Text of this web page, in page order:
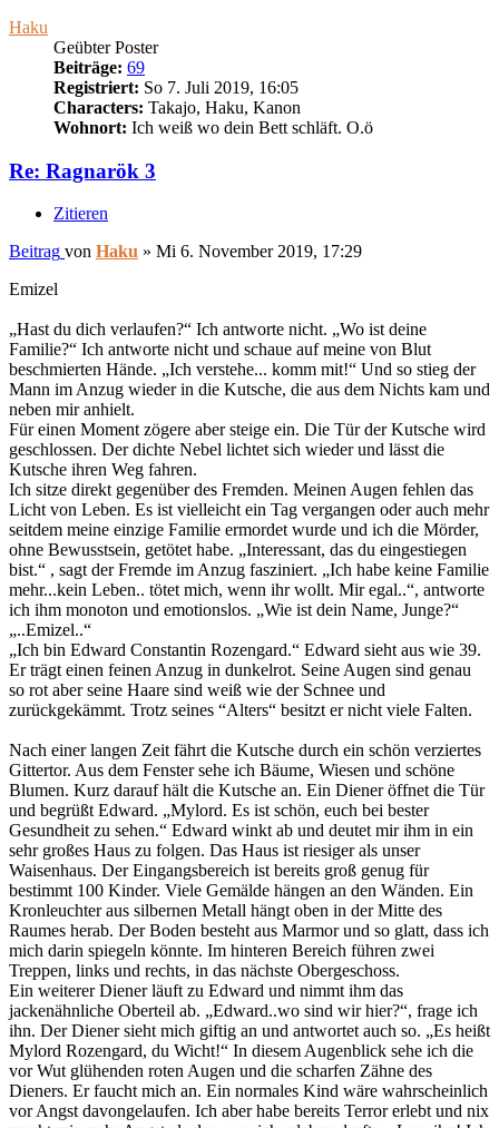
Haku
Geübter Poster
Beiträge: 69
Registriert: So 7. Juli 2019, 16:05
Characters: Takajo, Haku, Kanon
Wohnort: Ich weiß wo dein Bett schläft. O.ö
Re: Ragnarök 3
Zitieren
Beitrag von Haku » Mi 6. November 2019, 17:29
Emizel
„Hast du dich verlaufen?“ Ich antworte nicht. „Wo ist deine
Familie?“ Ich antworte nicht und schaue auf meine von Blut
beschmierten Hände. „Ich verstehe... komm mit!“ Und so stieg der
Mann im Anzug wieder in die Kutsche, die aus dem Nichts kam und
neben mir anhielt.
Für einen Moment zögere aber steige ein. Die Tür der Kutsche wird
geschlossen. Der dichte Nebel lichtet sich wieder und lässt die
Kutsche ihren Weg fahren.
Ich sitze direkt gegenüber des Fremden. Meinen Augen fehlen das
Licht von Leben. Es ist vielleicht ein Tag vergangen oder auch mehr
seitdem meine einzige Familie ermordet wurde und ich die Mörder,
ohne Bewusstsein, getötet habe. „Interessant, das du eingestiegen
bist.“ , sagt der Fremde im Anzug fasziniert. „Ich habe keine Familie
mehr...kein Leben.. tötet mich, wenn ihr wollt. Mir egal..“, antworte
ich ihm monoton und emotionslos. „Wie ist dein Name, Junge?“
„..Emizel..“
„Ich bin Edward Constantin Rozengard.“ Edward sieht aus wie 39.
Er trägt einen feinen Anzug in dunkelrot. Seine Augen sind genau
so rot aber seine Haare sind weiß wie der Schnee und
zurückgekämmt. Trotz seines “Alters“ besitzt er nicht viele Falten.
Nach einer langen Zeit fährt die Kutsche durch ein schön verziertes
Gittertor. Aus dem Fenster sehe ich Bäume, Wiesen und schöne
Blumen. Kurz darauf hält die Kutsche an. Ein Diener öffnet die Tür
und begrüßt Edward. „Mylord. Es ist schön, euch bei bester
Gesundheit zu sehen.“ Edward winkt ab und deutet mir ihm in ein
sehr großes Haus zu folgen. Das Haus ist riesiger als unser
Waisenhaus. Der Eingangsbereich ist bereits groß genug für
bestimmt 100 Kinder. Viele Gemälde hängen an den Wänden. Ein
Kronleuchter aus silbernen Metall hängt oben in der Mitte des
Raumes herab. Der Boden besteht aus Marmor und so glatt, dass ich
mich darin spiegeln könnte. Im hinteren Bereich führen zwei
Treppen, links und rechts, in das nächste Obergeschoss.
Ein weiterer Diener läuft zu Edward und nimmt ihm das
jackenähnliche Oberteil ab. „Edward..wo sind wir hier?“, frage ich
ihn. Der Diener sieht mich giftig an und antwortet auch so. „Es heißt
Mylord Rozengard, du Wicht!“ In diesem Augenblick sehe ich die
vor Wut glühenden roten Augen und die scharfen Zähne des
Dieners. Er faucht mich an. Ein normales Kind wäre wahrscheinlich
vor Angst davongelaufen. Ich aber habe bereits Terror erlebt und nix